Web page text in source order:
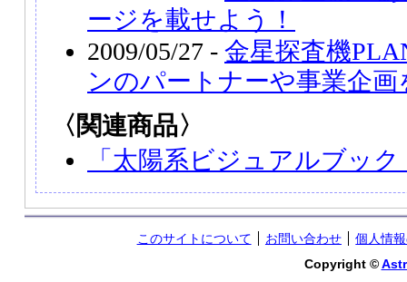
ージを載せよう！
2009/05/27 - 金星探査機
ンのパートナーや事業企画
〈関連商品〉
「太陽系ビジュアルブッ
このサイトについて お問い合わせ
個人情
Copyright ©